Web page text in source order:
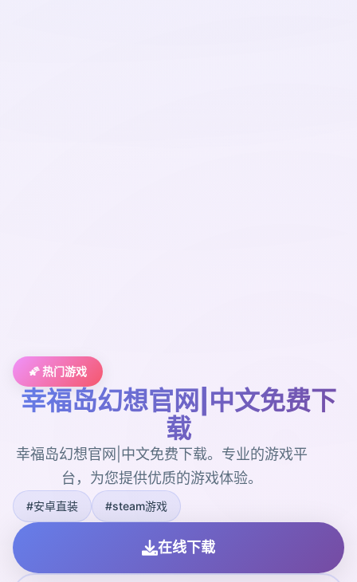
🌠 热门游戏
幸福岛幻想官网|中文免费下
载
幸福岛幻想官网|中文免费下载。专业的游戏平
台，为您提供优质的游戏体验。
#安卓直装 #steam游戏
在线下载